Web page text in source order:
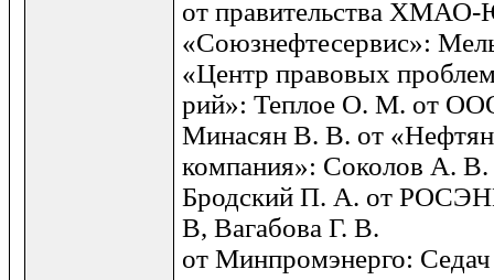
от правительства
«Союзнефтесервис»:
«Центр правовых
рий»: Теплое О. М. от
Минасян В. В. от
компания»: Соколов А.
Бродский П. А. от
В, Вагабова Г. В.
от Минпромэнерго: